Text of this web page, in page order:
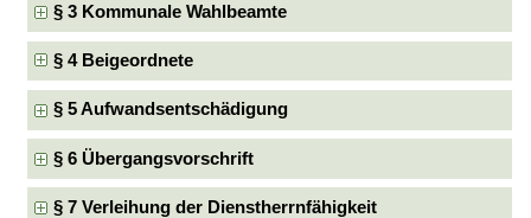
§ 3 Kommunale Wahlbeamte
§ 4 Beigeordnete
§ 5 Aufwandsentschädigung
§ 6 Übergangsvorschrift
§ 7 Verleihung der Dienstherrnfähigkeit